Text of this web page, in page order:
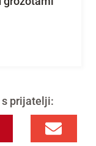
s prijatelji: